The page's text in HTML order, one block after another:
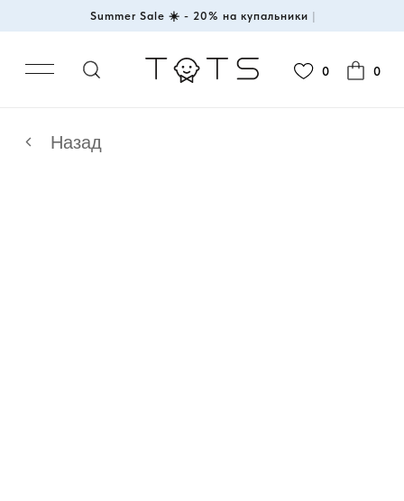
Summer Sale ☀️ - 20% на купальн|